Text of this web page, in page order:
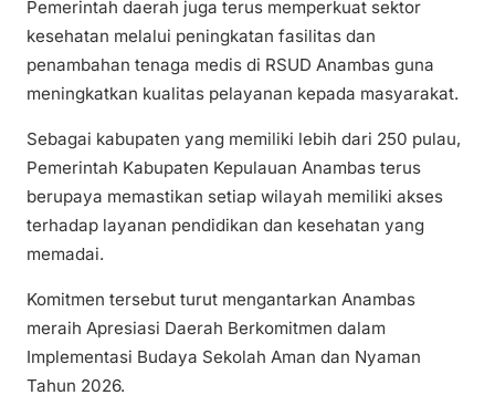
Pemerintah daerah juga terus memperkuat sektor
kesehatan melalui peningkatan fasilitas dan
penambahan tenaga medis di RSUD Anambas guna
meningkatkan kualitas pelayanan kepada masyarakat.
Sebagai kabupaten yang memiliki lebih dari 250 pulau,
Pemerintah Kabupaten Kepulauan Anambas terus
berupaya memastikan setiap wilayah memiliki akses
terhadap layanan pendidikan dan kesehatan yang
memadai.
Komitmen tersebut turut mengantarkan Anambas
meraih Apresiasi Daerah Berkomitmen dalam
Implementasi Budaya Sekolah Aman dan Nyaman
Tahun 2026.